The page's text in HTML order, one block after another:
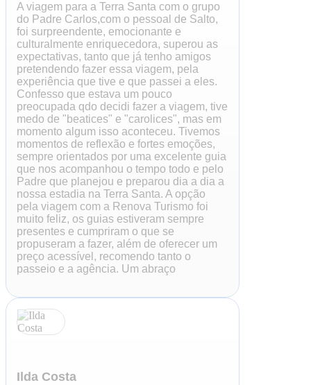
A viagem para a Terra Santa com o grupo
do Padre Carlos,com o pessoal de Salto,
foi surpreendente, emocionante e
culturalmente enriquecedora, superou as
expectativas, tanto que já tenho amigos
pretendendo fazer essa viagem, pela
experiência que tive e que passei a eles.
Confesso que estava um pouco
preocupada qdo decidi fazer a viagem, tive
medo de "beatices" e "carolices", mas em
momento algum isso aconteceu. Tivemos
momentos de reflexão e fortes emoções,
sempre orientados por uma excelente guia
que nos acompanhou o tempo todo e pelo
Padre que planejou e preparou dia a dia a
nossa estadia na Terra Santa. A opção
pela viagem com a Renova Turismo foi
muito feliz, os guias estiveram sempre
presentes e cumpriram o que se
propuseram a fazer, além de oferecer um
preço acessível, recomendo tanto o
passeio e a agência. Um abraço
Ilda Costa